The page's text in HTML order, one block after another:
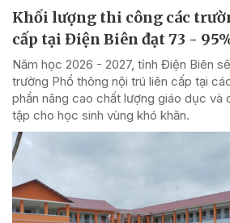
Khối lượng thi công các
cấp tại Điện Biên đạt 73 -
Năm học 2026 - 2027, tỉnh Điện Biên
trường Phổ thông nội trú liên cấp tại
phần nâng cao chất lượng giáo dục và
tập cho học sinh vùng khó khăn.